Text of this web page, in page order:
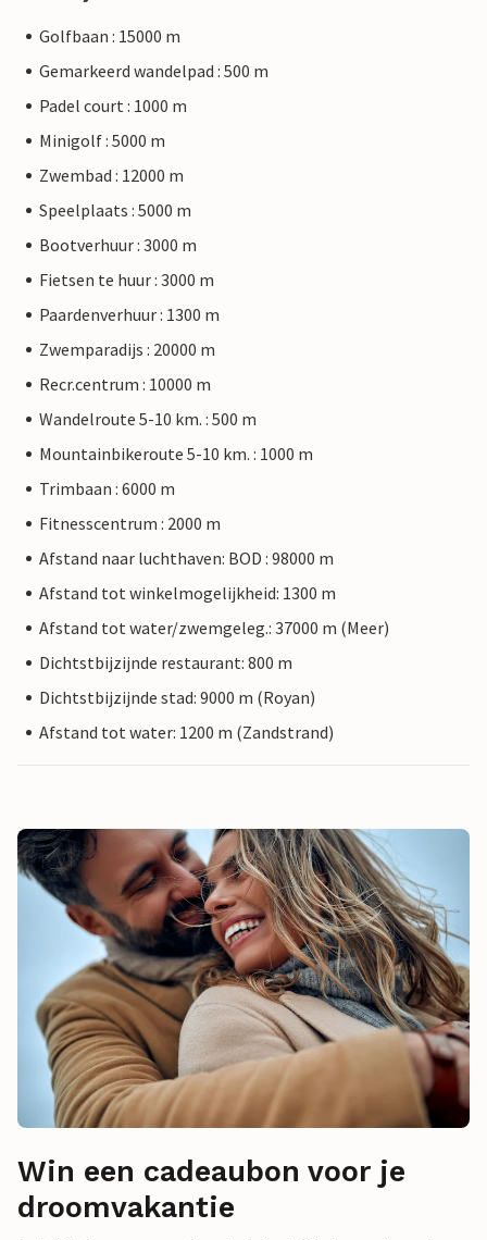
Golfbaan : 15000 m
Gemarkeerd wandelpad : 500 m
Padel court : 1000 m
Minigolf : 5000 m
Zwembad : 12000 m
Speelplaats : 5000 m
Bootverhuur : 3000 m
Fietsen te huur : 3000 m
Paardenverhuur : 1300 m
Zwemparadijs : 20000 m
Recr.centrum : 10000 m
Wandelroute 5-10 km. : 500 m
Mountainbikeroute 5-10 km. : 1000 m
Trimbaan : 6000 m
Fitnesscentrum : 2000 m
Afstand naar luchthaven: BOD : 98000 m
Afstand tot winkelmogelijkheid: 1300 m
Afstand tot water/zwemgeleg.: 37000 m (Meer)
Dichtstbijzijnde restaurant: 800 m
Dichtstbijzijnde stad: 9000 m (Royan)
Afstand tot water: 1200 m (Zandstrand)
Win een cadeaubon voor je
droomvakantie